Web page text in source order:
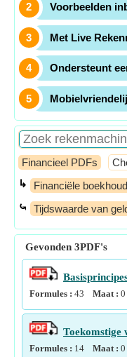
Voorbeelden
Met Live
Ondersteunt
Financieel PDFs
↳ Financiële
⤿ Tijdswaarde van
Gevonden 3PDF's
Formules : 43 Maat : 0
Toekomstige
Formules : 14 Maat : 0